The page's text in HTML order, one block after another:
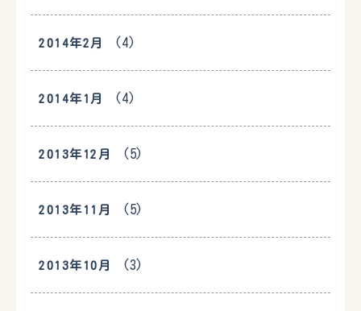
2014年2月 (4)
2014年1月 (4)
2013年12月 (5)
2013年11月 (5)
2013年10月 (3)